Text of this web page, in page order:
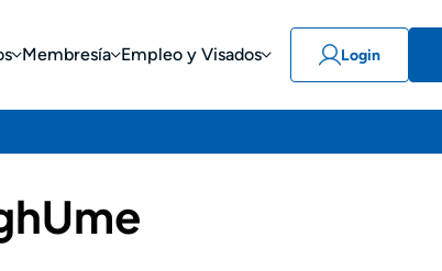
Membresía Empleo y Visados Login